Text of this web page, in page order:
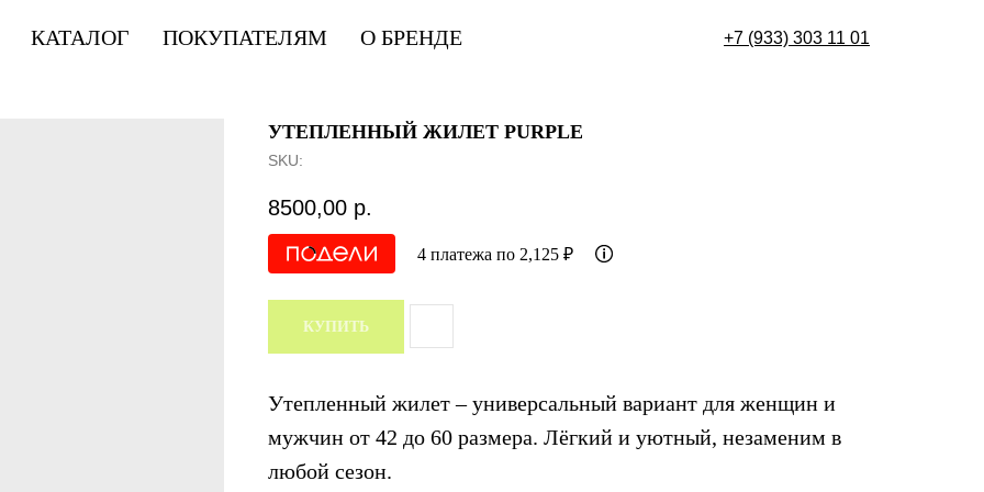
КАТАЛОГ ПОКУПАТЕЛЯМ О БРЕНДЕ +7 (933) 303 11 01
УТЕПЛЕННЫЙ ЖИЛЕТ PURPLE
SKU:
8500,00 р.
4 платежа по 2,125 ₽
КУПИТЬ
Утепленный жилет – универсальный вариант для женщин и
мужчин от 42 до 60 размера. Лёгкий и уютный, незаменим в
любой сезон.